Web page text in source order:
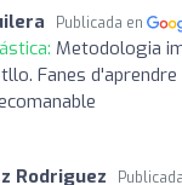
Publicada en
Metodologia
Fanes d'aprendre
Rodriguez